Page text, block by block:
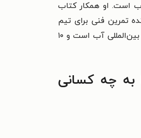
است. او همکار کتاب
تمرین فنی برای تیم
راهنمای استفاده مجدد از آب AECOM است. Ryujiro Tsuchihashi عضو فدراسیون محیط زیست آب، جامعه مهندس عمران آمریکا و انجمن بین‌المللی آب است و ۱۰
ششم) را به چه کسانی